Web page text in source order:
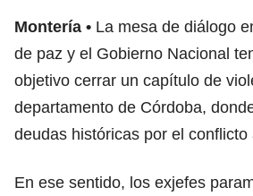
Montería
La mesa de diálogo
de paz y el Gobierno Nacional
objetivo cerrar un capítulo de
departamento de Córdoba,
deudas históricas por el conflicto
En ese sentido, los exjefes